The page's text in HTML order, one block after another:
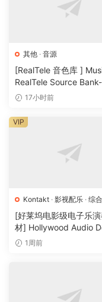
Fusion Essentials
Future Electronica
Jazz Essentials
Marco Minnemann
vstsound
s_Eco.vstsound
其他 · 音源
[RealTele 音色库 ]
RealTele Source Bank-
[WiN]（3.13GB）
17小时前
Kontakt · 影视配乐 · 综合
特殊· 音源
[好莱坞电影级电子乐
材] Hollywood Audio
FUTURE WORLDS
1周前
VIP